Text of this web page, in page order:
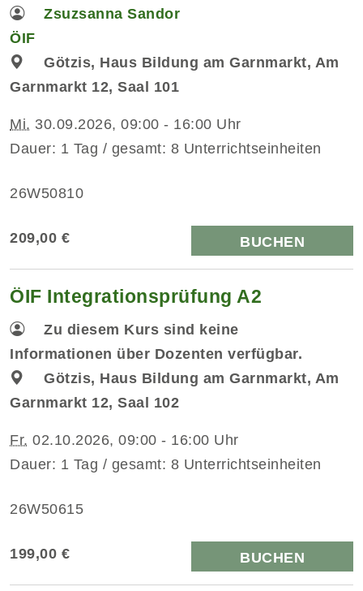
Zsuzsanna Sandor
ÖIF
Götzis, Haus Bildung am Garnmarkt, Am
Garnmarkt 12, Saal 101
Mi. 30.09.2026, 09:00 - 16:00 Uhr
Dauer: 1 Tag / gesamt: 8 Unterrichtseinheiten
26W50810
209,00 € BUCHEN
ÖIF Integrationsprüfung A2
Zu diesem Kurs sind keine
Informationen über Dozenten verfügbar.
Götzis, Haus Bildung am Garnmarkt, Am
Garnmarkt 12, Saal 102
Fr. 02.10.2026, 09:00 - 16:00 Uhr
Dauer: 1 Tag / gesamt: 8 Unterrichtseinheiten
26W50615
199,00 € BUCHEN